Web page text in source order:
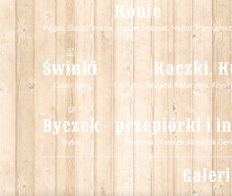
Konie
Pegaz, Gucio,Temida, Master,Magnat, Nemo, Pantoriusz,
Świnki
Cola i Ken
Kaczki,
Fifi, Fifor, Brygida, Katarzyna,
Byczek
Bysio
przepiórki i
Karolinki i